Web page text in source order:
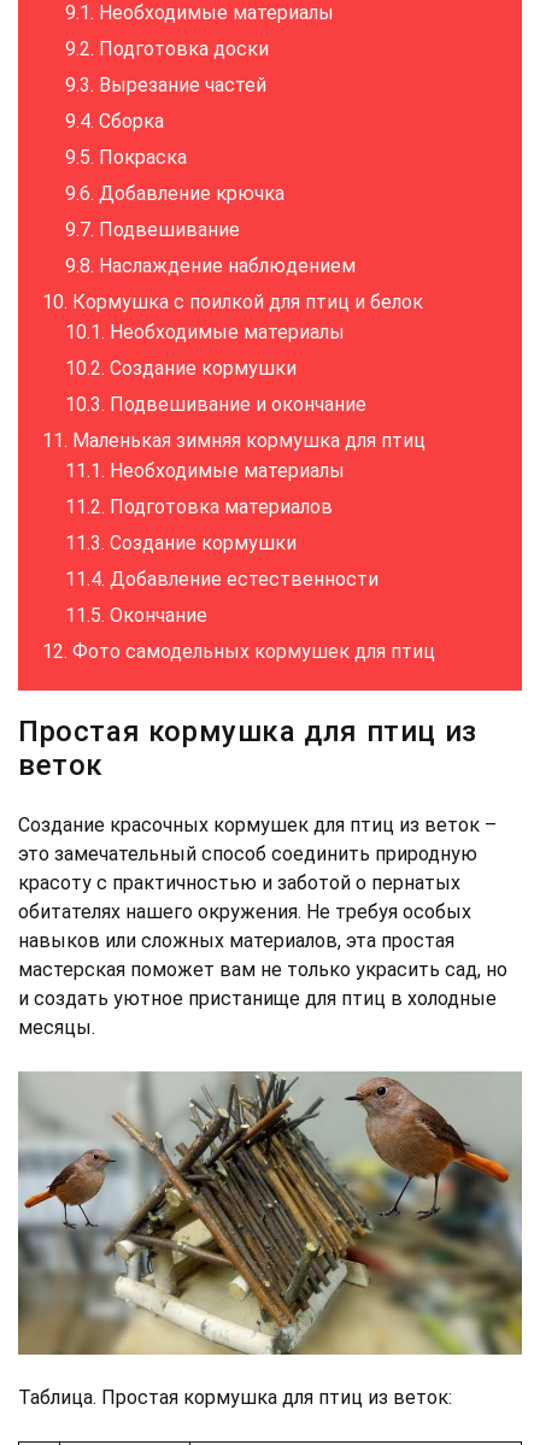
Необходимые материалы
Подготовка доски
Вырезание частей
Сборка
Покраска
Добавление крючка
Подвешивание
Наслаждение наблюдением
Кормушка с поилкой для птиц и белок
Необходимые материалы
Создание кормушки
Подвешивание и окончание
Маленькая зимняя кормушка для птиц
Необходимые материалы
Подготовка материалов
Создание кормушки
Добавление естественности
Окончание
Фото самодельных кормушек для птиц
Простая кормушка для птиц из
веток
Создание красочных кормушек для птиц из веток –
это замечательный способ соединить природную
красоту с практичностью и заботой о пернатых
обитателях нашего окружения. Не требуя особых
навыков или сложных материалов, эта простая
мастерская поможет вам не только украсить сад, но
и создать уютное пристанище для птиц в холодные
месяцы.
Таблица. Простая кормушка для птиц из веток: